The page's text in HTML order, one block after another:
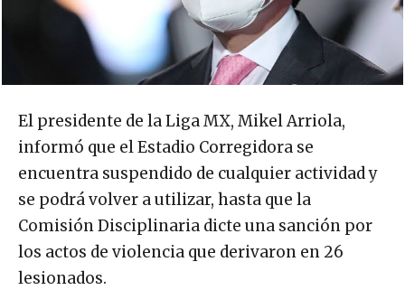
El presidente de la Liga MX, Mikel Arriola,
informó que el Estadio Corregidora se
encuentra suspendido de cualquier actividad y
se podrá volver a utilizar, hasta que la
Comisión Disciplinaria dicte una sanción por
los actos de violencia que derivaron en 26
lesionados.